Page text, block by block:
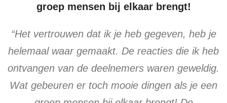
groep mensen bij elkaar brengt!
“Het vertrouwen dat ik je heb gegeven, heb je
helemaal waar gemaakt. De reacties die ik heb
ontvangen van de deelnemers waren geweldig.
Wat gebeuren er toch mooie dingen als je een